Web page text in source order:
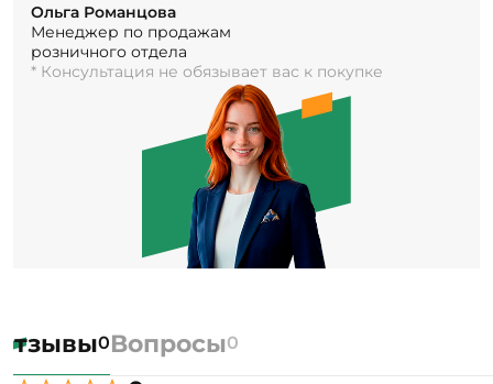
Ольга Романцова
Менеджер по продажам
розничного отдела
* Консультация не обязывает вас к покупке
0Вопросы0